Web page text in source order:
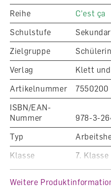
Reihe
C'est ça
Schulstufe
Zielgruppe
Verlag
Klett
Artikelnummer
7550200
ISBN/EAN-
Nummer
978-3-
Typ
Klasse
7. Klasse
Weitere